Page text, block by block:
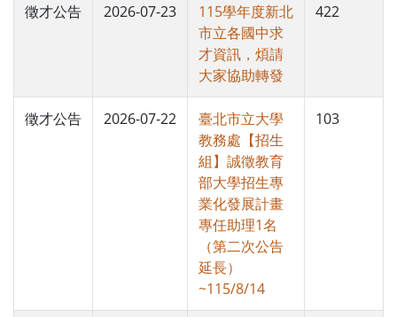
徵才公告 2026-07-23
115學年度新北
市立各國中求
才資訊，煩請
大家協助轉發
422
徵才公告 2026-07-22
臺北市立大學
教務處【招生
組】誠徵教育
部大學招生專
業化發展計畫
專任助理1名
（第二次公告
延長）
~115/8/14
103